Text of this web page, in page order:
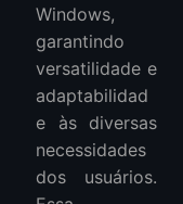
Windows,
garantindo
versatilidade e
adaptabilidad
e às diversas
necessidades
dos usuários.